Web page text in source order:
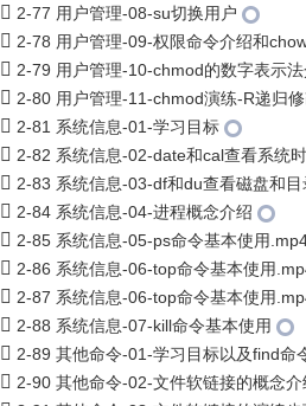
2-77 用户管理-08-su切换用户
2-78 用户管理-09-权限命令介绍和
2-79 用户管理-10-chmod的数字表示法
2-80 用户管理-11-chmod演练-R递归
2-81 系统信息-01-学习目标
2-82 系统信息-02-date和cal查看系统
2-83 系统信息-03-df和du查看磁盘和目
2-84 系统信息-04-进程概念介绍
2-85 系统信息-05-ps命令基本使用
2-86 系统信息-06-top命令基本使用
2-87 系统信息-06-top命令基本使用
2-88 系统信息-07-kill命令基本使用
2-89 其他命令-01-学习目标以及find命
2-90 其他命令-02-文件软链接的概念介